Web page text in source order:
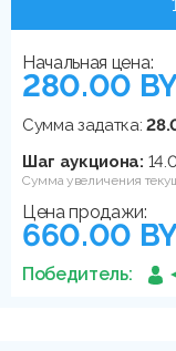
Начальная цена:
280.00
Сумма задатка:
Шаг аукциона:
Сумма увеличения
Цена продажи:
660.00
Победитель: